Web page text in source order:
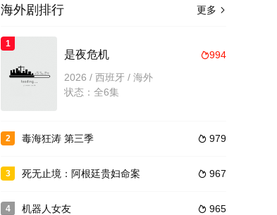
更多 
海外剧排行
1
994
是夜危机
2026 / 西班牙 / 海外
状态：全6集
2  979
毒海狂涛 第三季
3  967
死无止境：阿根廷贵妇命案
4  965
机器人女友